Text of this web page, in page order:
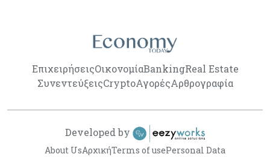
ΕπιχειρήσειςΟικονομίαBankingReal Estate
ΣυνεντεύξειςCryptoΑγορέςΑρθρογραφία
About UsΑρχικήTerms of usePersonal Data
Developed by